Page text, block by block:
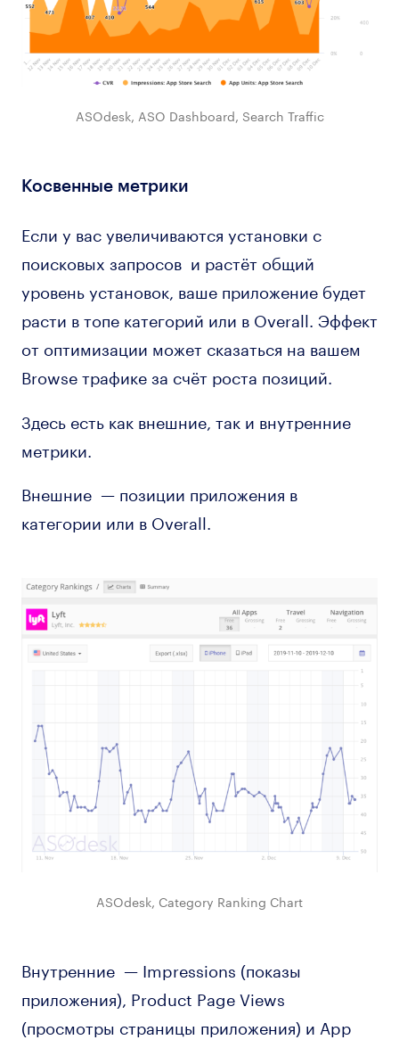
ASOdesk, ASO Dashboard, Search Traffic
Косвенные метрики
Если у вас увеличиваются установки с
поисковых запросов и растёт общий
уровень установок, ваше приложение будет
расти в топе категорий или в Overall. Эффект
от оптимизации может сказаться на вашем
Browse трафике за счёт роста позиций.
Здесь есть как внешние, так и внутренние
метрики.
Внешние — позиции приложения в
категории или в Overall.
ASOdesk, Category Ranking Chart
Внутренние — Impressions (показы
приложения), Product Page Views
(просмотры страницы приложения) и App